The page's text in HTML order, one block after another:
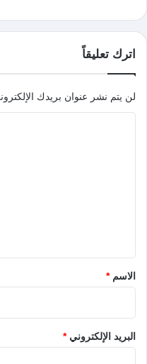
اترك تعليقاً
لن يتم نشر عنوان بريدك
*الاسم*
البريد الإلكتروني*